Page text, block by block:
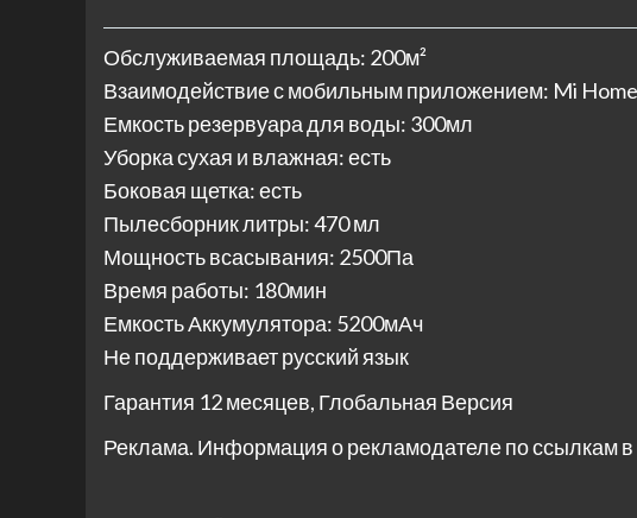
Обслуживаемая площадь: 200м²
Взаимодействие с мобильным приложением: Mi Home
Емкость резервуара для воды: 300мл
Уборка сухая и влажная: есть
Боковая щетка: есть
Пылесборник литры: 470 мл
Мощность всасывания: 2500Па
Время работы: 180мин
Емкость Аккумулятора: 5200мАч
Не поддерживает русский язык
Гарантия 12 месяцев, Глобальная Версия
Реклама. Информация о рекламодателе по ссылкам в